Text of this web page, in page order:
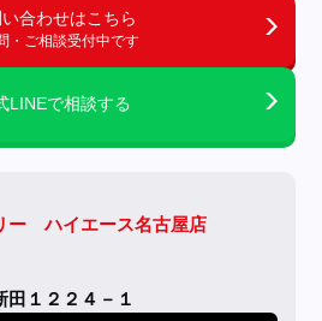
合わせはこちら
・ご相談受付中です
LINEで相談する
ー ハイエース名古屋店
田１２２４－１